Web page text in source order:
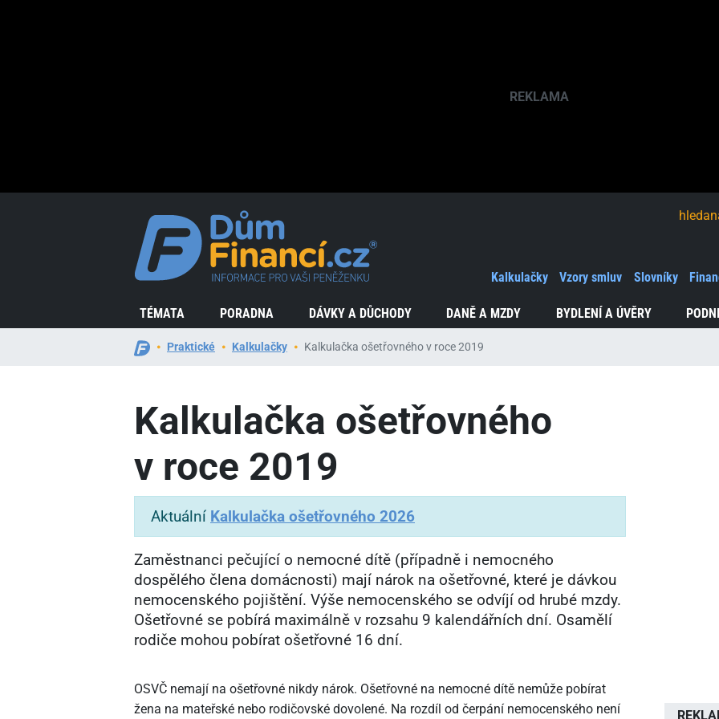
TÉMATA PORADNA DÁVKY A DŮCHODY DANĚ A MZDY BYDLENÍ A ÚVĚRY
Kalkulačky Vzory smluv Slovníky
Praktické Kalkulačky Kalkulačka ošetřovného v roce 2019
Kalkulačka ošetřovného
v roce 2019
Aktuální Kalkulačka ošetřovného 2026
Zaměstnanci pečující o nemocné dítě (případně i nemocného
dospělého člena domácnosti) mají nárok na ošetřovné, které je dávkou
nemocenského pojištění. Výše nemocenského se odvíjí od hrubé mzdy.
Ošetřovné se pobírá maximálně v rozsahu 9 kalendářních dní. Osamělí
rodiče mohou pobírat ošetřovné 16 dní.
OSVČ nemají na ošetřovné nikdy nárok. Ošetřovné na nemocné dítě nemůže pobírat
žena na mateřské nebo rodičovské dovolené. Na rozdíl od čerpání nemocenského není